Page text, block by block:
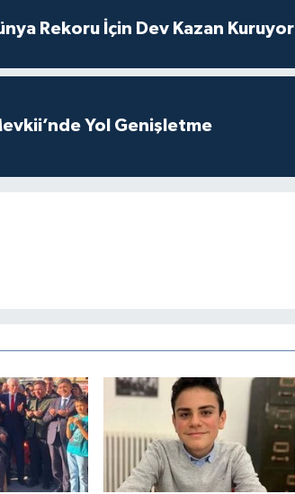
Rekoru İçin Dev Kazan Kuruyor
Yol Genişletme